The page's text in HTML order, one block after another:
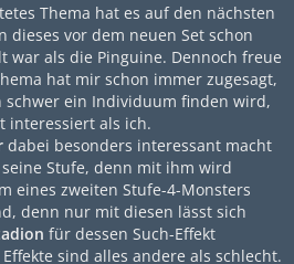
Thema hat es auf den nächsten
dieses vor dem neuen Set schon
war als die Pinguine. Dennoch freue
hat mir schon immer zugesagt,
schwer ein Individuum finden wird,
interessiert als ich.
dabei besonders interessant macht
Stufe, denn mit ihm wird
eines zweiten Stufe-4-Monsters
denn nur mit diesen lässt sich
für dessen Such-Effekt
sind alles andere als schlecht.